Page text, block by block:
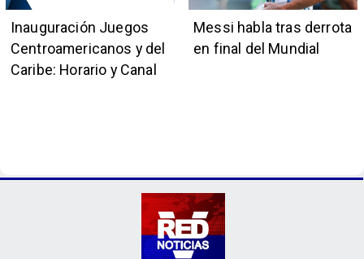
Inauguración Juegos
Centroamericanos y del
Caribe: Horario y Canal
Messi habla tras derrota
en final del Mundial